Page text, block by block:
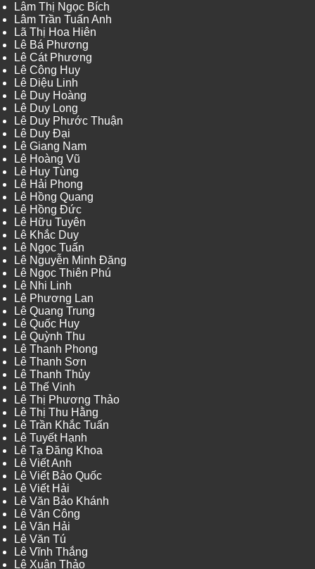
Lâm Thị Ngọc Bích
Lâm Trần Tuấn Anh
Lã Thị Hoa Hiên
Lê Bá Phương
Lê Cát Phương
Lê Công Huy
Lê Diệu Linh
Lê Duy Hoàng
Lê Duy Long
Lê Duy Phước Thuận
Lê Duy Đại
Lê Giang Nam
Lê Hoàng Vũ
Lê Huy Tùng
Lê Hải Phong
Lê Hồng Quang
Lê Hồng Đức
Lê Hữu Tuyên
Lê Khắc Duy
Lê Ngọc Tuấn
Lê Nguyễn Minh Đăng
Lê Ngọc Thiên Phú
Lê Nhi Linh
Lê Phương Lan
Lê Quang Trung
Lê Quốc Huy
Lê Quỳnh Thu
Lê Thanh Phong
Lê Thanh Sơn
Lê Thanh Thủy
Lê Thế Vinh
Lê Thị Phương Thảo
Lê Thị Thu Hằng
Lê Trần Khắc Tuấn
Lê Tuyết Hạnh
Lê Tạ Đăng Khoa
Lê Viết Anh
Lê Viết Bảo Quốc
Lê Viết Hải
Lê Văn Bảo Khánh
Lê Văn Công
Lê Văn Hải
Lê Văn Tú
Lê Vĩnh Thắng
Lê Xuân Thảo